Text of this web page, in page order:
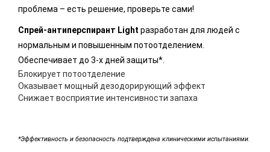
проблема – есть решение, проверьте сами!
Спрей-антиперспирант Light разработан для людей с
нормальным и повышенным потоотделением.
Обеспечивает до 3-х дней защиты*.
Блокирует потоотделение
Оказывает мощный дезодорирующий эффект
Снижает восприятие интенсивности запаха
*Эффективность и безопасность подтверждена клиническими испытаниями.